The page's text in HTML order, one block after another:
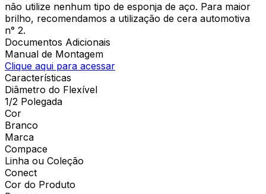
não utilize nenhum tipo de esponja de aço. Para maior
brilho, recomendamos a utilização de cera automotiva
n° 2.
Documentos Adicionais
Manual de Montagem
Clique aqui para acessar
Características
Diâmetro do Flexível
1/2 Polegada
Cor
Branco
Marca
Compace
Linha ou Coleção
Conect
Cor do Produto